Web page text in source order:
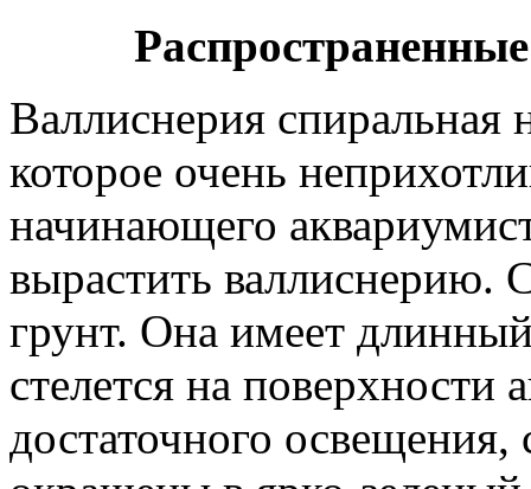
Валлиснерия спиральная
которое очень
начинающего
вырастить валлиснерию.
грунт. Она имеет
стелется на
достаточного освещения,